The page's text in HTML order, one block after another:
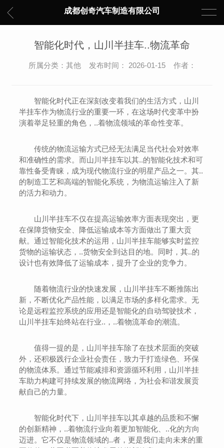
成都创奇汽车制造有限公司
智能化时代，山川半挂车..物流革命
所属分类：其他 发布时间： 2026-01-15 作者：
智能化时代正在深刻改变着我们的生活方式，山川
半挂车作为物流行业的重要一环，在这场时代变革中扮
演着举足轻重的角色，..着物流领域的革命性变革。
传统的物流运输方式已经无法满足当代社会对效率
和准确性的需求。而山川半挂车以其..的智能化技术和可
靠性备受青睐，成为现代物流行业的明星产品之一。其..
的制造工艺和高端的智能化系统，为物流运输注入了新
的活力和动力。
山川半挂车不仅在提高运输效率方面表现突出，更
在保障货物安全、降低运输成本等方面做出了重大贡
献。通过智能化技术的运用，山川半挂车能够实时监控
货物的运输状态，..货物安全到达目的地。同时，其..的
设计也有效降低了运输成本，提升了企业的竞争力。
随着物流行业的快速发展，山川半挂车不断推陈出
新，不断优化产品性能，以满足市场的多样化需求。无
论是远程监控系统的应用还是智能化的自动驾驶技术，
山川半挂车始终站在行业..，..着物流革命的潮流。
值得一提的是，山川半挂车除了在技术层面的突破
外，还积极践行企业社会责任，致力于打造绿色、环保
的物流体系。通过节能减排和资源循环利用，山川半挂
车助力构建可持续发展的物流网络，为社会和谐发展贡
献自己的力量。
智能化时代下，山川半挂车以其卓越的品质和不懈
的创新精神，..着物流行业向着更加智能化、..化的方向
迈进。它不仅是物流领域的..者，更是我们走向未来的重